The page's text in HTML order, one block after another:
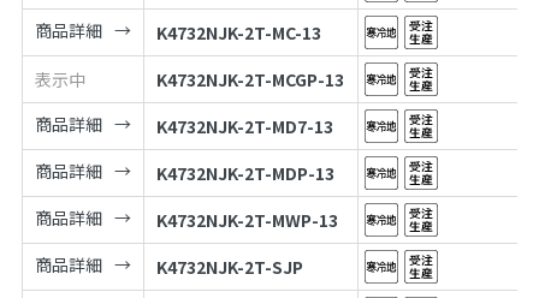
商品詳細
K4732NJK-2T-MC-13
表示中
K4732NJK-2T-MCGP-13
商品詳細
K4732NJK-2T-MD7-13
商品詳細
K4732NJK-2T-MDP-13
商品詳細
K4732NJK-2T-MWP-13
商品詳細
K4732NJK-2T-SJP